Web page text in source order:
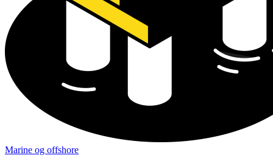
Marine og offshore